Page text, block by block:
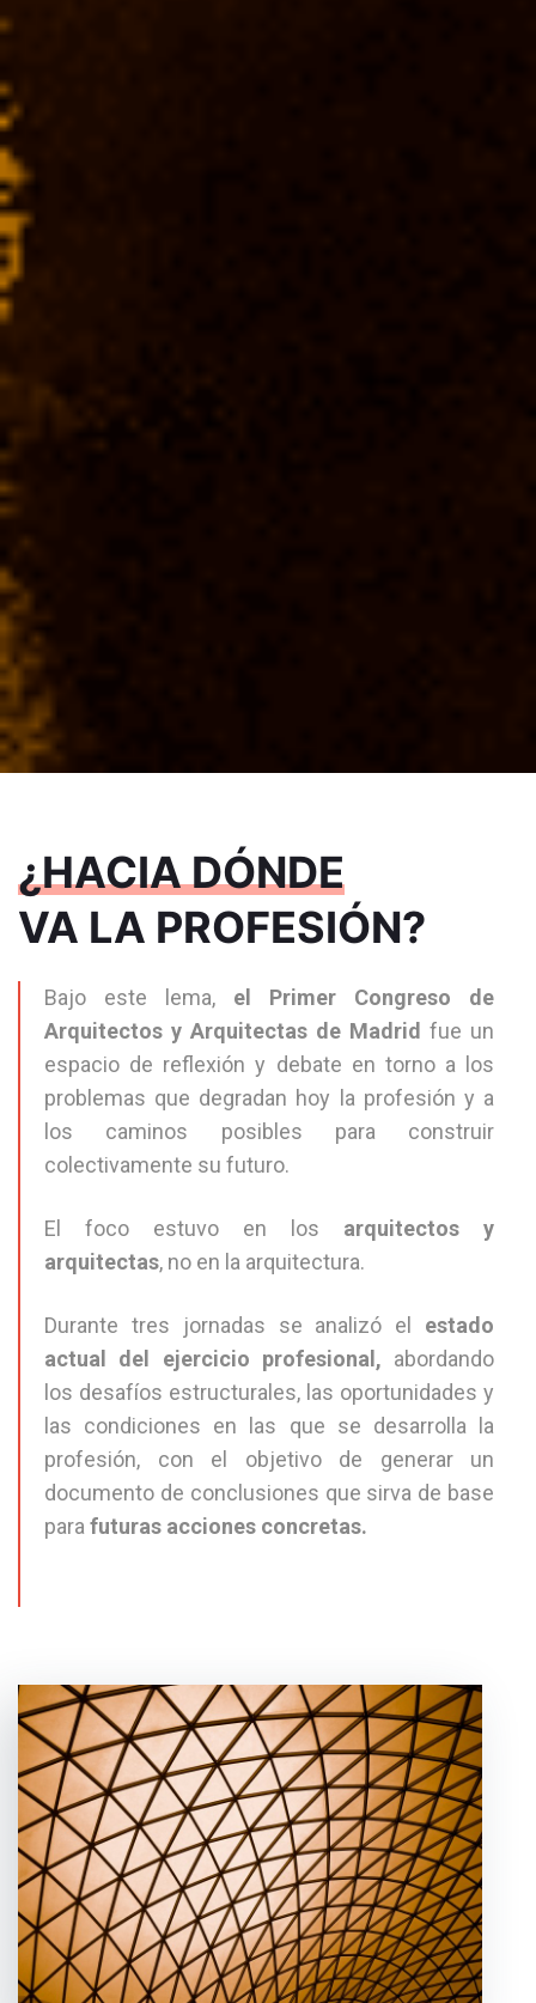
¿HACIA DÓNDE
VA LA PROFESIÓN?
Bajo este lema, el Primer Congreso de
Arquitectos y Arquitectas de Madrid fue un
espacio de reflexión y debate en torno a los
problemas que degradan hoy la profesión y a
los caminos posibles para construir
colectivamente su futuro.
El foco estuvo en los arquitectos y
arquitectas, no en la arquitectura.
Durante tres jornadas se analizó el estado
actual del ejercicio profesional, abordando
los desafíos estructurales, las oportunidades y
las condiciones en las que se desarrolla la
profesión, con el objetivo de generar un
documento de conclusiones que sirva de base
para futuras acciones concretas.